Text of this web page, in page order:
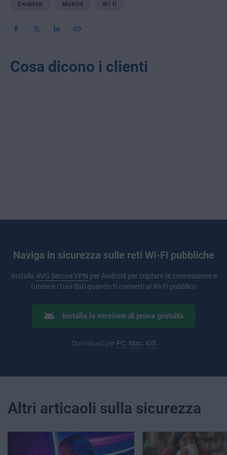
Desktop Mobile Wi fi
Cosa dicono i clienti
Naviga in sicurezza sulle reti Wi-Fi pubbliche
Installa AVG Secure VPN per Android per criptare la connessione e
tutelare i tuoi dati quando ti connetti al Wi-Fi pubblico
Installa la versione di prova gratuita
Download per PC, Mac, iOS
Altri articaoli sulla sicurezza